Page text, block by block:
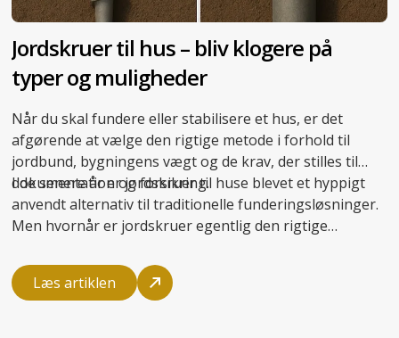
Jordskruer til hus – bliv klogere på
typer og muligheder
Når du skal fundere eller stabilisere et hus, er det
afgørende at vælge den rigtige metode i forhold til
jordbund, bygningens vægt og de krav, der stilles til
dokumentation og forsikring.
I de senere år er jordskruer til huse blevet et hyppigt
anvendt alternativ til traditionelle funderingsløsninger.
Men hvornår er jordskruer egentlig den rigtige
mest kendte typerskruefundament
oplyst valg.
Læs artiklen